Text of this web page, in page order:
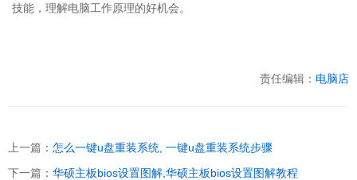
技能，理解电脑工作原理的好机会。
责任编辑： 电脑店
上一篇： 怎么一键u盘重装系统, 一键u盘重装系统步骤
下一篇： 华硕主板bios设置图解,华硕主板bios设置图解教程